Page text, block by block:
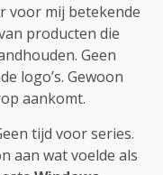
voor mij betekende
producten die
Geen
logo’s. Gewoon
aankomt.
tijd voor series.
aan wat voelde als